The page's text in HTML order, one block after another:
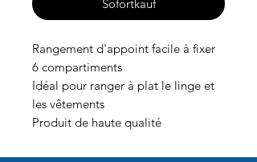
Sofortkauf
Rangement d'appoint facile à fixer
6 compartiments
Idéal pour ranger à plat le linge et
les vêtements
Produit de haute qualité